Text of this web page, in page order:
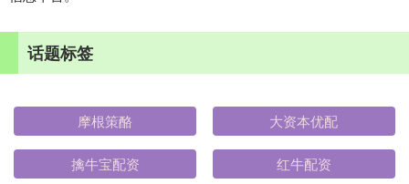
话题标签
摩根策酪 大资本优配
擒牛宝配资 红牛配资